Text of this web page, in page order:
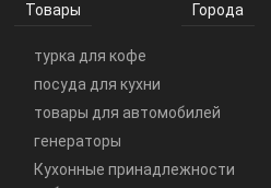
Товары Города
турка для кофе
посуда для кухни
товары для автомобилей
генераторы
Кухонные принадлежности